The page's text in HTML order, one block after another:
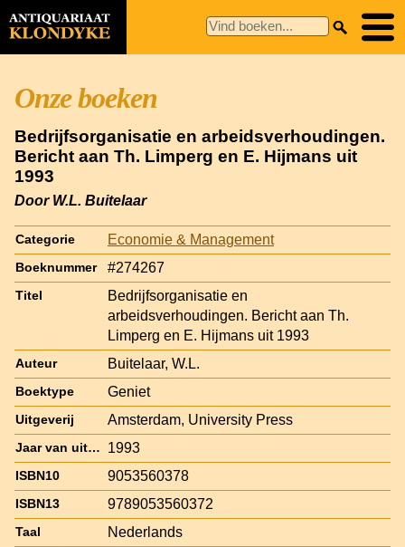
Onze boeken
Bedrijfsorganisatie en arbeidsverhoudingen.
Bericht aan Th. Limperg en E. Hijmans uit
1993
Door W.L. Buitelaar
Categorie Economie & Management
Boeknummer #274267
Titel
Bedrijfsorganisatie en
arbeidsverhoudingen. Bericht aan Th.
Limperg en E. Hijmans uit 1993
Auteur Buitelaar, W.L.
Boektype Geniet
Uitgeverij Amsterdam, University Press
Jaar van uitgave 1993
ISBN10 9053560378
ISBN13 9789053560372
Taal Nederlands